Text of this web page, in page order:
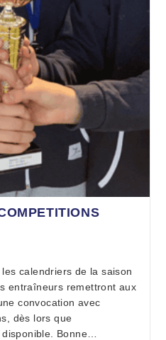
calendriers de la saison
entraîneurs remettront aux
convocation avec
dès lors que
Bonne…